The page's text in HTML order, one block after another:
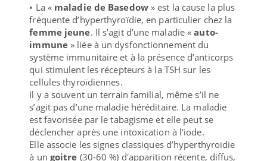
• La « maladie de Basedow » est la cause la plus
fréquente d’hyperthyroïdie, en particulier chez la
femme jeune. Il s’agit d’une maladie «auto-
immune» liée à un dysfonctionnement du
système immunitaire et à la présence d’anticorps
qui stimulent les récepteurs à la TSH sur les
cellules thyroïdiennes.
Il y a souvent un terrain familial, même s’il ne
s’agit pas d’une maladie héréditaire. La maladie
est favorisée par le tabagisme et elle peut se
déclencher après une intoxication à l’iode.
Elle associe les signes classiques d’hyperthyroïdie
à un goitre (30-60 %) d'apparition récente, diffus,